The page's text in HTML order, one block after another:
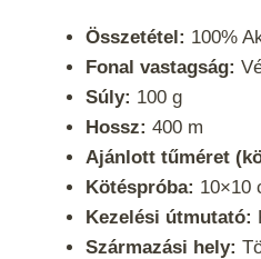
Összetétel: 100%
Fonal vastagság:
Súly: 100 g
Hossz: 400 m
Ajánlott tűméret
Kötéspróba: 10×10
Kezelési útmutató:
Származási hely: